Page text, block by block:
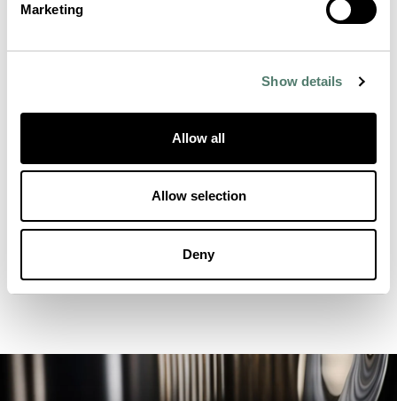
Marketing
Show details
Allow all
Allow selection
Deny